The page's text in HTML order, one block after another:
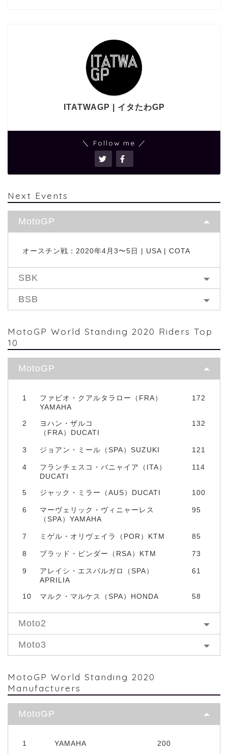
ITATWAGP | イタたわGP
＼ Follow me ／
Next Events
MotoGP
オースチン戦：2020年4月3〜5日 | USA | COTA
SBK
BSB
MotoGP World Standing 2020 Riders Top
10
MotoGP
1
ファビオ・クアルタラロー（FRA）
YAMAHA
172
2
ヨハン・ザルコ
（FRA）DUCATI
132
3 ジョアン・ミール（SPA）SUZUKI 121
4
フランチェスコ・バニャイア（ITA）
DUCATI
114
5 ジャック・ミラー（AUS）DUCATI 100
6
マーヴェリック・ヴィニャーレス
（SPA）YAMAHA
95
7 ミゲル・オリヴェイラ（POR）KTM 85
8 ブラッド・ビンダー（RSA）KTM 73
9
アレイシ・エスパルガロ（SPA）
APRILIA
61
10 マルク・マルケス（SPA）HONDA 58
Moto2
Moto3
MotoGP World Standing 2020
Manufacturers
MotoGP
1 YAMAHA
200